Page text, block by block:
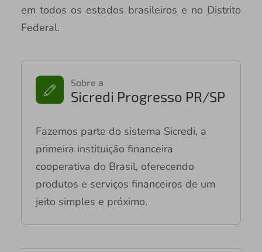
em todos os estados brasileiros e no Distrito
Federal.
Sobre a
Sicredi Progresso PR/SP
Fazemos parte do sistema Sicredi, a
primeira instituição financeira
cooperativa do Brasil, oferecendo
produtos e serviços financeiros de um
jeito simples e próximo.